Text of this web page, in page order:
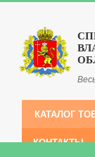
КАТАЛОГ
КОНТАКТЫ